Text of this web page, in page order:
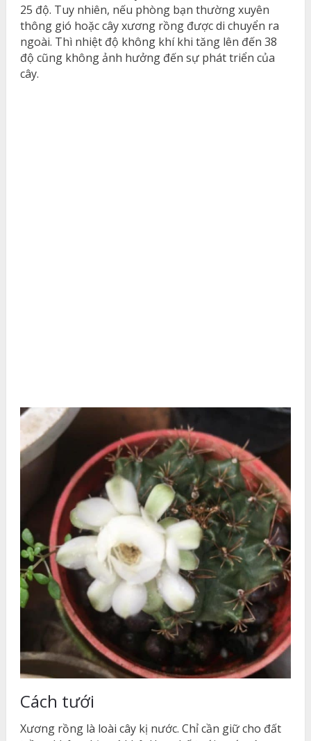
25 độ. Tuy nhiên, nếu phòng bạn thường xuyên
thông gió hoặc cây xương rồng được di chuyển ra
ngoài. Thì nhiệt độ không khí khi tăng lên đến 38
độ cũng không ảnh hưởng đến sự phát triển của
cây.
Cách tưới
Xương rồng là loài cây kị nước. Chỉ cần giữ cho đất